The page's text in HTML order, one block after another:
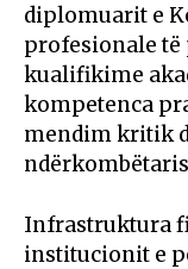
diplomuarit e
profesionale të
kualifikime
kompetenca
mendim kritik
Infrastruktura
institucionit e